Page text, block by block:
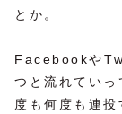
とか。
Facebookや
つと流れてい
度も何度も連